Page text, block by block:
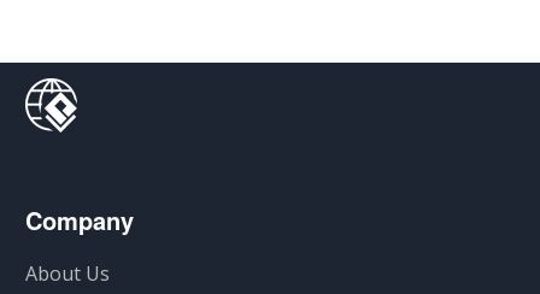
Company
About Us